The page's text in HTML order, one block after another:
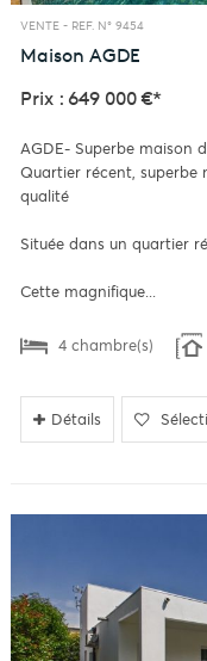
VENTE - REF. N° 9454
Maison AGDE
Prix : 649 000 €*
AGDE- Superbe maison
Quartier récent,
qualité
Située dans un quartier
Cette magnifique...
4 chambre(s)
Détails